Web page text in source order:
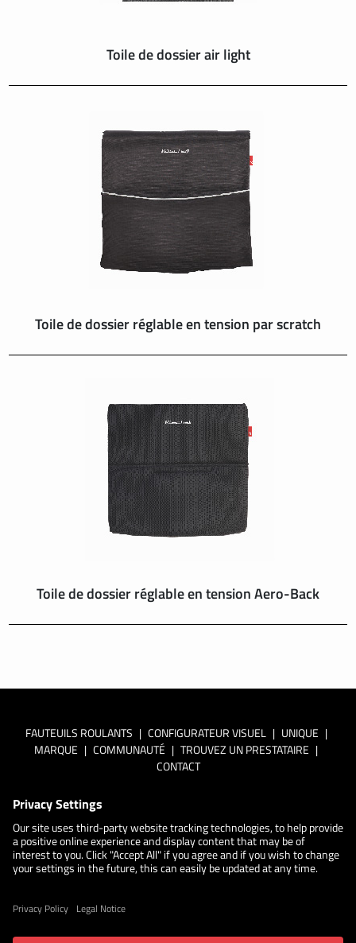
Toile de dossier air light
Toile de dossier réglable en tension par scratch
Toile de dossier réglable en tension Aero-Back
FAUTEUILS ROULANTS | CONFIGURATEUR VISUEL | UNIQUE |
MARQUE | COMMUNAUTÉ | TROUVEZ UN PRESTATAIRE |
CONTACT
En savoir plus sur la